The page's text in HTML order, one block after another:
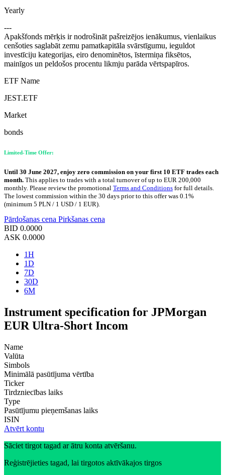
Yearly
---
Apakšfonds mērķis ir nodrošināt pašreizējos ienākumus, vienlaikus
cenšoties saglabāt zemu pamatkapitāla svārstīgumu, ieguldot
investīciju kategorijas, eiro denominētos, īstermiņa fiksētos,
mainīgos un peldošos procentu likmju parāda vērtspapīros.
ETF Name
JEST.ETF
Market
bonds
Limited-Time Offer:
Until 30 June 2027, enjoy zero commission on your first 10 ETF trades each
month. This applies to trades with a total turnover of up to EUR 200,000
monthly. Please review the promotional Terms and Conditions for full details.
The lowest commission within the 30 days prior to this offer was 0.1%
(minimum 5 PLN / 1 USD / 1 EUR).
Pārdošanas cena Pirkšanas cena
BID 0.0000
ASK 0.0000
1H
1D
7D
30D
6M
Instrument specification for JPMorgan
EUR Ultra-Short Incom
Name
Valūta
Simbols
Minimālā pasūtījuma vērtība
Ticker
Tirdzniecības laiks
Type
Pasūtījumu pieņemšanas laiks
ISIN
Atvērt kontu
Sāciet tirgot tagad ar ātru konta atvēršanu.
Reģistrējieties tagad, lai tirgotos aktīvākajos tirgos